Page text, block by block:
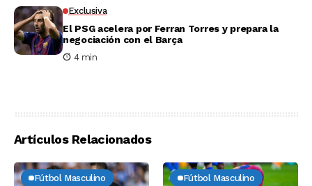
Exclusiva
El PSG acelera por Ferran Torres y prepara la
negociación con el Barça
4 min
Artículos Relacionados
Fútbol Masculino Fútbol Masculino